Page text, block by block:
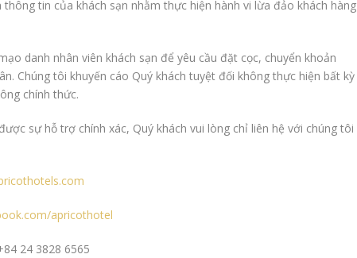
tin của khách sạn nhằm thực hiện hành vi lừa đảo khách hàng
danh nhân viên khách sạn để yêu cầu đặt cọc, chuyển khoản
Chúng tôi khuyến cáo Quý khách tuyệt đối không thực hiện bất kỳ
chính thức.
sự hỗ trợ chính xác, Quý khách vui lòng chỉ liên hệ với chúng tôi
apricothotel
24 3828 6565